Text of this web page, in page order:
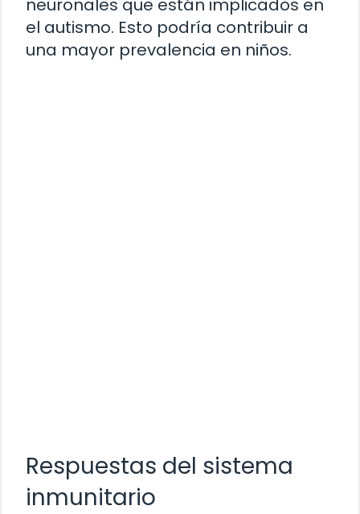
neuronales que están implicados en
el autismo. Esto podría contribuir a
una mayor prevalencia en niños.
Respuestas del sistema
inmunitario